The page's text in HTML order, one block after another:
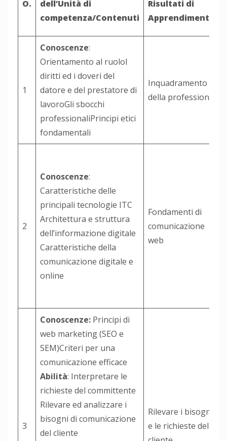
O.
dell’Unità di
competenza/Contenuti
Risultati di
Apprendimento
1
Conoscenze:
Orientamento al ruoloI
diritti ed i doveri del
datore e del prestatore di
lavoroGli sbocchi
professionaliPrincipi etici
fondamentali
Inquadramento
della professione
2
Conoscenze:
Caratteristiche delle
principali tecnologie ITC
Architettura e struttura
dell’informazione digitale
Caratteristiche della
comunicazione digitale e
online
Fondamenti di
comunicazione
web
3
Conoscenze: Principi di
web marketing (SEO e
SEM)Criteri per una
comunicazione efficace
Abilità: Interpretare le
richieste del committente
Rilevare ed analizzare i
bisogni di comunicazione
del cliente
Rilevare i bisogni
e le richieste del